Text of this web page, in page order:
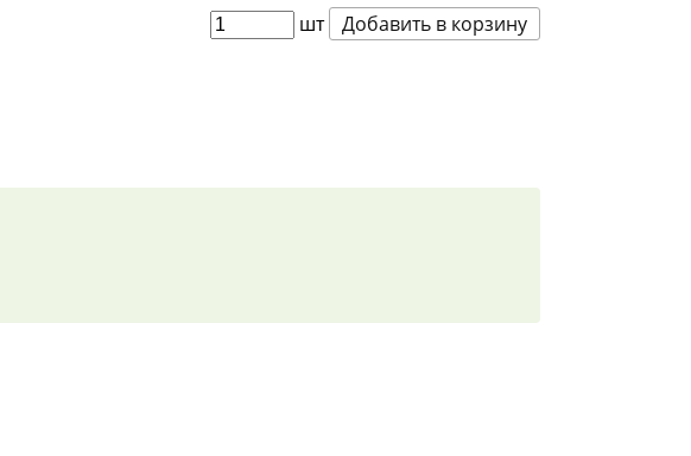
шт Добавить в корзину